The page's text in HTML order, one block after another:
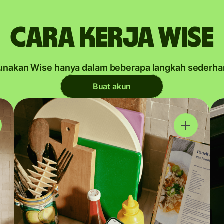
Cara kerja Wise
Wise hanya dalam beberapa langkah
Buat akun